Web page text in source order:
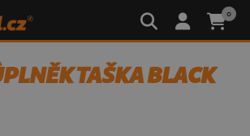
0
TAŠKA BLACK